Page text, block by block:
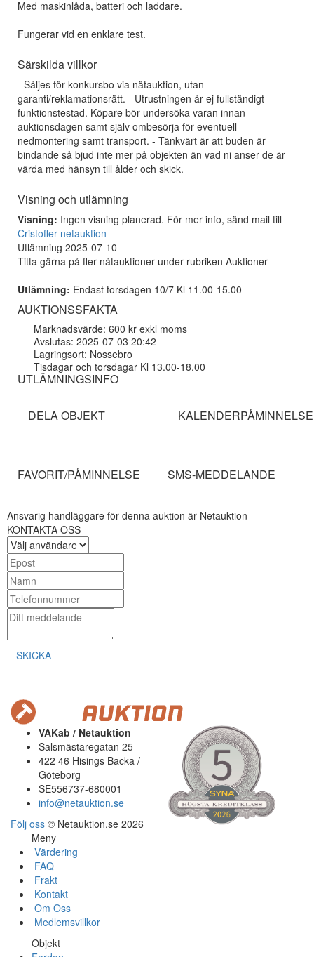
Med maskinlåda, batteri och laddare.
Fungerar vid en enklare test.
Särskilda villkor
- Säljes för konkursbo via nätauktion, utan
garanti/reklamationsrätt. - Utrustningen är ej fullständigt
funktionstestad. Köpare bör undersöka varan innan
auktionsdagen samt själv ombesörja för eventuell
nedmontering samt transport. - Tänkvärt är att buden är
bindande så bjud inte mer på objekten än vad ni anser de är
värda med hänsyn till ålder och skick.
Visning och utlämning
Visning: Ingen visning planerad. För mer info, sänd mail till
Cristoffer netauktion
Utlämning 2025-07-10
Titta gärna på fler nätauktioner under rubriken Auktioner
Utlämning: Endast torsdagen 10/7 Kl 11.00-15.00
AUKTIONSSFAKTA
Marknadsvärde: 600 kr exkl moms
Avslutas: 2025-07-03 20:42
Lagringsort: Nossebro
Tisdagar och torsdagar Kl 13.00-18.00
UTLÄMNINGSINFO
DELA OBJEKT KALENDERPÅMINNELSE
FAVORIT/PÅMINNELSE SMS-MEDDELANDE
Ansvarig handläggare för denna auktion är Netauktion
KONTAKTA OSS
SKICKA
VAKab / Netauktion
Salsmästaregatan 25
422 46 Hisings Backa /
Göteborg
SE556737-680001
info@netauktion.se
Följ oss © Netauktion.se 2026
Meny
Värdering
FAQ
Frakt
Kontakt
Om Oss
Medlemsvillkor
Objekt